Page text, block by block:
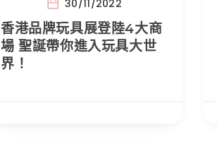
30/11/2022
香港品牌玩具展登陸4大商
場 聖誕帶你進入玩具大世
界！